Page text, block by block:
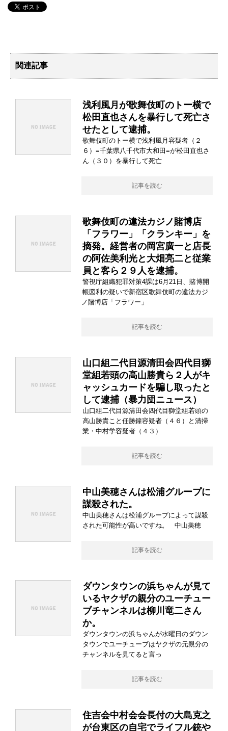
関連記事
浅利風月が歌舞伎町のトー横で
松田直也さんを暴行して死亡さ
せたとして逮捕。
歌舞伎町のトー横で浅利風月容疑者（２
６）=千葉県八千代市大和田=が松田直也さ
ん（３０）を暴行して死亡
記事を読む
歌舞伎町の違法カジノ賭博店
「フラワー」「クランキー」を
摘発。経営者の岡宮廣一と店長
の阿佐美利光と大畑亮二と従業
員と客ら２９人を逮捕。
警視庁組織犯罪対策4課は6月21日、賭博開
帳図利の疑いで新宿区歌舞伎町の違法カジ
ノ賭博店「フラワー」
記事を読む
山口組二代目源清田会四代目獅
堂組若頭の高山勝貴ら２人がキ
ャッシュカードを騙し取ったと
して逮捕（暴力団ニュース）
山口組二代目源清田会四代目獅堂組若頭の
高山勝貴こと任勝鐘容疑者（４６）と清掃
業・中村学容疑者（４３）
記事を読む
中山美穂さんは松浦グループに
謀殺された。
中山美穂さんは松浦グループによって謀殺
された可能性が高いですね。 中山美穂
記事を読む
ダウンタウンの浜ちゃんが見て
いるヤクザの親分のユーチュー
ブチャンネルは柳川竜二さん
か。
ダウンタウンの浜ちゃんが水曜日のダウン
タウンでユーチューブはヤクザの元親分の
チャンネルを見てると言っ
記事を読む
住吉会中村会会長付の大島克之
が台東区の自宅でライフル銃や